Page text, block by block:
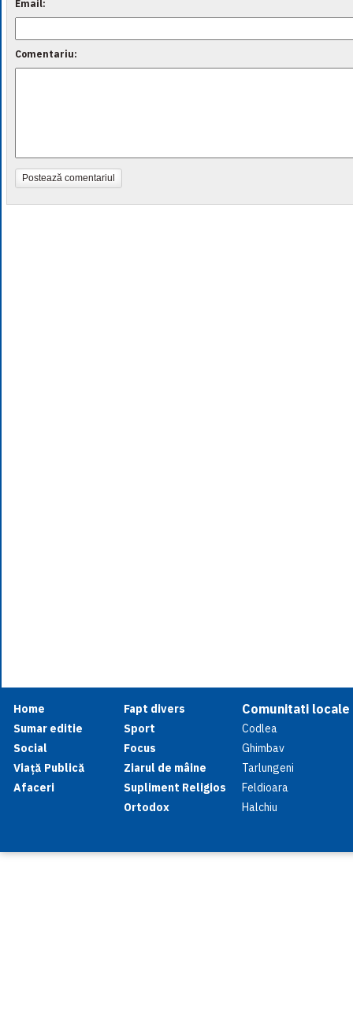
Email:
Comentariu:
Postează comentariul
Home
Sumar editie
Social
Viață Publică
Afaceri
Fapt divers
Sport
Focus
Ziarul de mâine
Supliment Religios
Ortodox
Comunitati locale
Codlea
Ghimbav
Tarlungeni
Feldioara
Halchiu